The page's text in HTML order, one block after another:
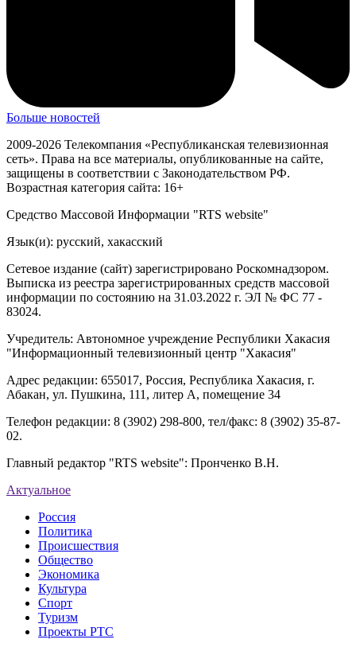
Больше новостей
2009-2026 Телекомпания «Республиканская телевизионная
сеть». Права на все материалы, опубликованные на сайте,
защищены в соответствии с Законодательством РФ.
Возрастная категория сайта: 16+
Средство Массовой Информации "RTS website"
Язык(и): русский, хакасский
Сетевое издание (сайт) зарегистрировано Роскомнадзором.
Выписка из реестра зарегистрированных средств массовой
информации по состоянию на 31.03.2022 г. ЭЛ № ФС 77 -
83024.
Учредитель: Автономное учреждение Республики Хакасия
"Информационный телевизионный центр "Хакасия"
Адрес редакции: 655017, Россия, Республика Хакасия, г.
Абакан, ул. Пушкина, 111, литер А, помещение 34
Телефон редакции: 8 (3902) 298-800, тел/факс: 8 (3902) 35-87-
02.
Главный редактор "RTS website": Пронченко В.Н.
Актуальное
Россия
Политика
Происшествия
Общество
Экономика
Культура
Спорт
Туризм
Проекты РТС